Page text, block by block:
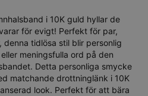
i 10K guld hyllar de
för evigt! Perfekt för par,
denna tidlösa stil blir personlig
meningsfulla ord på den
Detta personliga smycke
matchande drottninglänk i 10K
look. Perfekt för att bära